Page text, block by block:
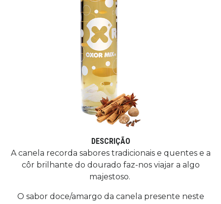
DESCRIÇÃO
A canela recorda sabores tradicionais e quentes e a
côr brilhante do dourado faz-nos viajar a algo
majestoso.
O sabor doce/amargo da canela presente neste